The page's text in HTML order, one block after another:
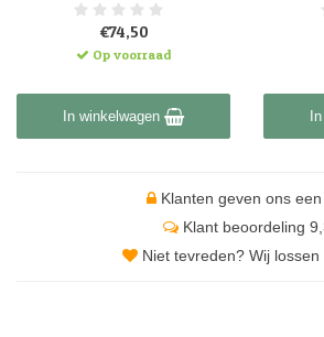
€74,50
Op voorraad
In winkelwagen
Klanten geven ons een
Klant beoordeling
Niet tevreden? Wij lossen